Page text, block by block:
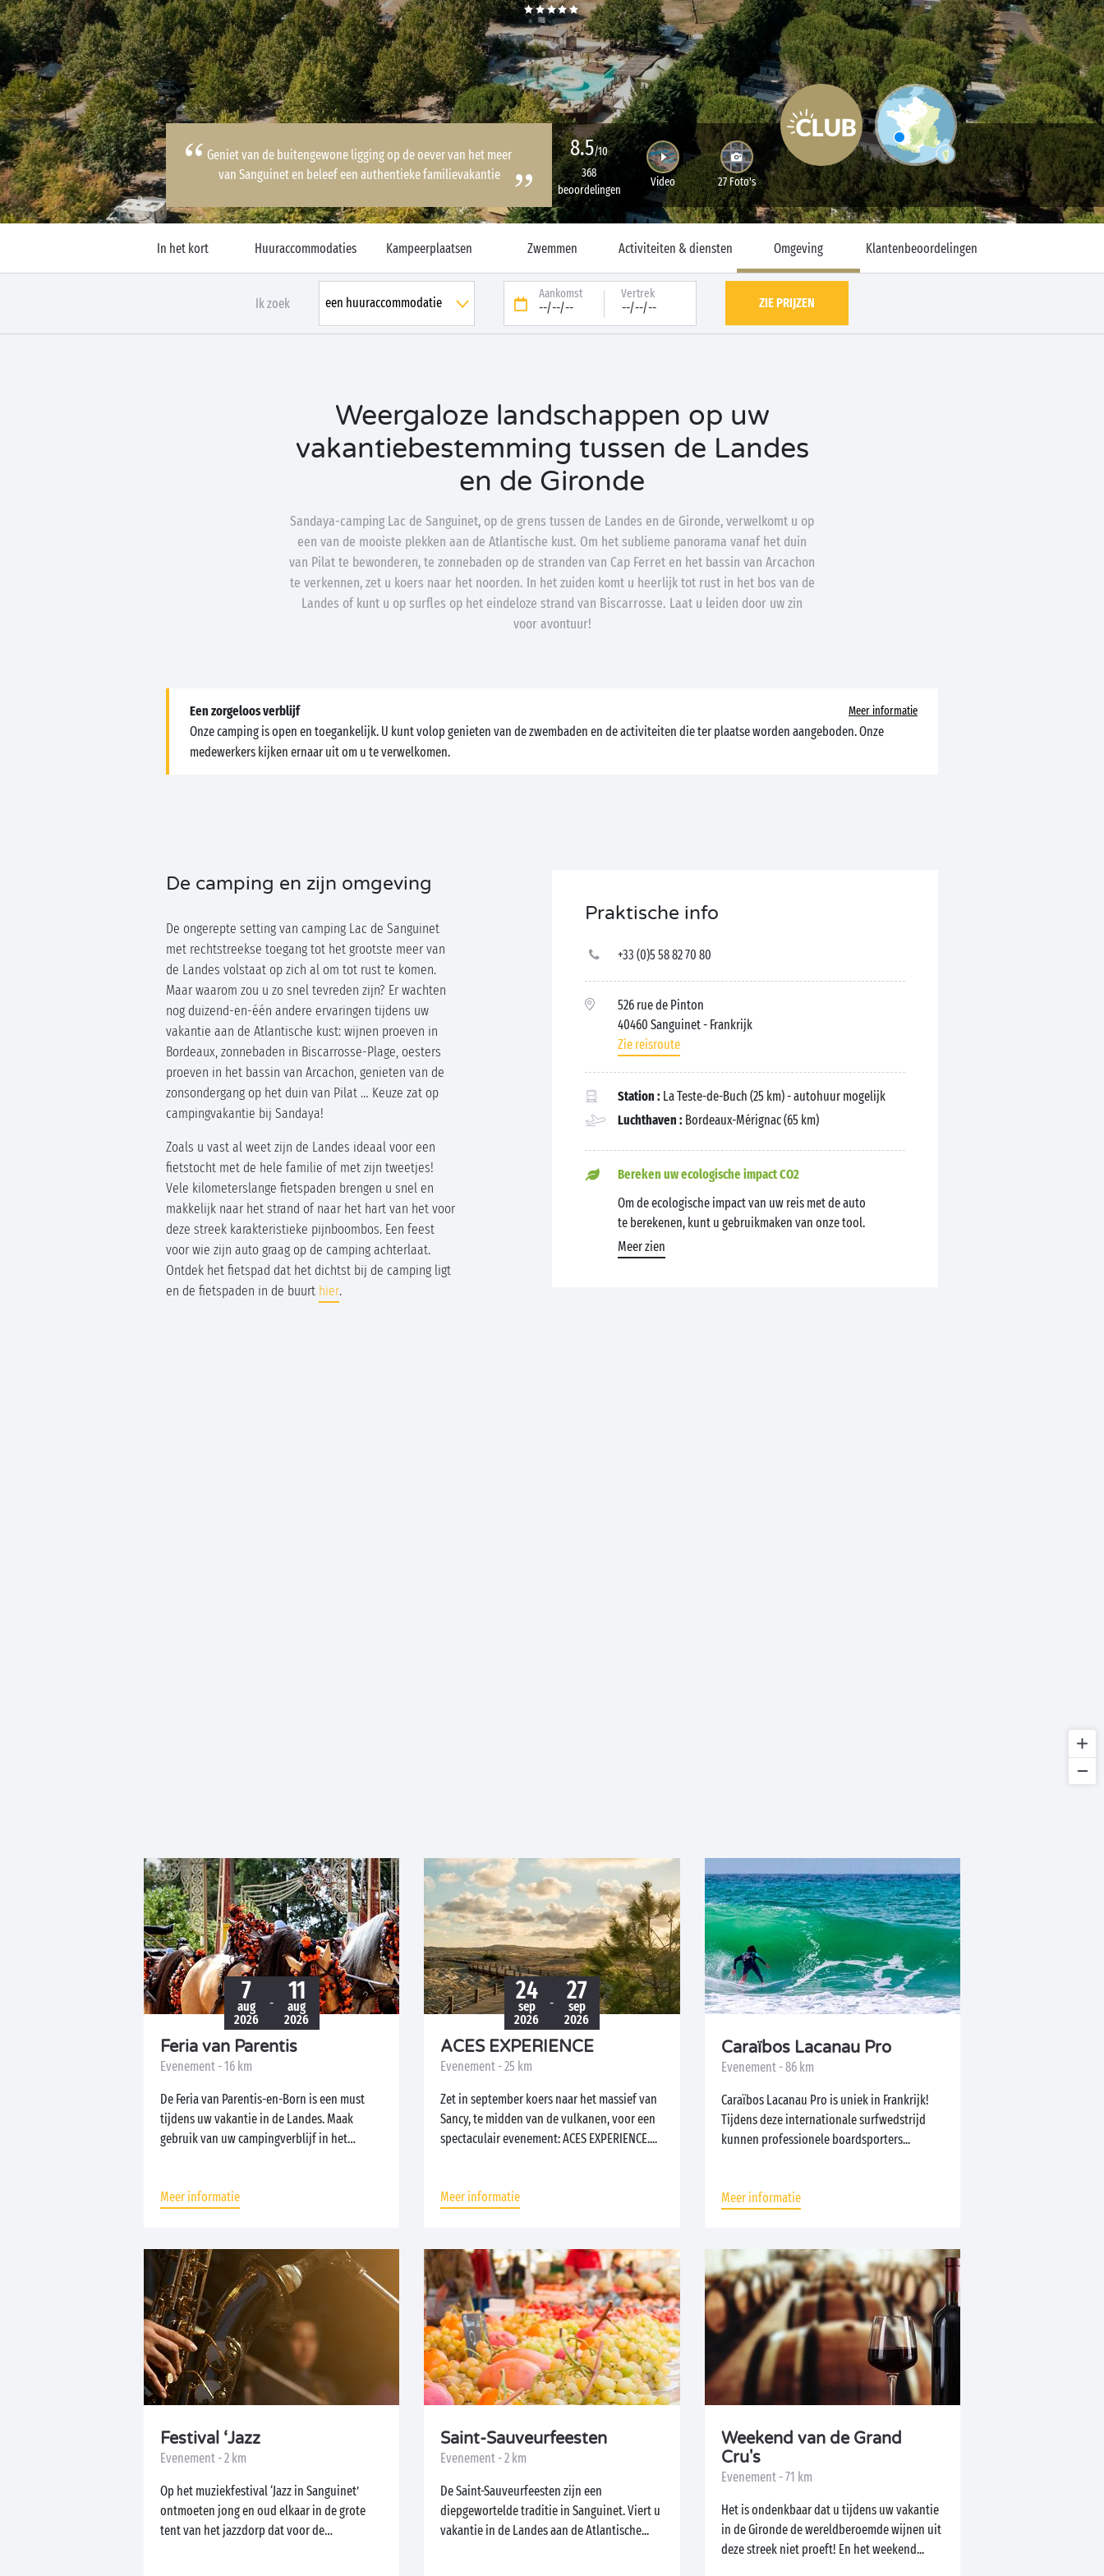
Geniet van de buitengewone ligging op de oever van het meer
van Sanguinet en beleef een authentieke familievakantie
8.5/10
368
beoordelingen
Video 27 Foto's
In het kort Huuraccommodaties Kampeerplaatsen Zwemmen Activiteiten & diensten Omgeving Klantenbeoordelingen
Ik zoek
Aankomst
--/--/--
Vertrek
--/--/-- ZIE PRIJZEN
Weergaloze landschappen op uw
vakantiebestemming tussen de Landes
en de Gironde
Sandaya-camping Lac de Sanguinet, op de grens tussen de Landes en de Gironde, verwelkomt u op
een van de mooiste plekken aan de Atlantische kust. Om het sublieme panorama vanaf het duin
van Pilat te bewonderen, te zonnebaden op de stranden van Cap Ferret en het bassin van Arcachon
te verkennen, zet u koers naar het noorden. In het zuiden komt u heerlijk tot rust in het bos van de
Landes of kunt u op surfles op het eindeloze strand van Biscarrosse. Laat u leiden door uw zin
voor avontuur!
Een zorgeloos verblijf Meer informatie
Onze camping is open en toegankelijk. U kunt volop genieten van de zwembaden en de activiteiten die ter plaatse worden aangeboden. Onze
medewerkers kijken ernaar uit om u te verwelkomen.
De camping en zijn omgeving
De ongerepte setting van camping Lac de Sanguinet
met rechtstreekse toegang tot het grootste meer van
de Landes volstaat op zich al om tot rust te komen.
Maar waarom zou u zo snel tevreden zijn? Er wachten
nog duizend-en-één andere ervaringen tijdens uw
vakantie aan de Atlantische kust: wijnen proeven in
Bordeaux, zonnebaden in Biscarrosse-Plage, oesters
proeven in het bassin van Arcachon, genieten van de
zonsondergang op het duin van Pilat … Keuze zat op
campingvakantie bij Sandaya!
Zoals u vast al weet zijn de Landes ideaal voor een
fietstocht met de hele familie of met zijn tweetjes!
Vele kilometerslange fietspaden brengen u snel en
makkelijk naar het strand of naar het hart van het voor
deze streek karakteristieke pijnboombos. Een feest
voor wie zijn auto graag op de camping achterlaat.
Ontdek het fietspad dat het dichtst bij de camping ligt
en de fietspaden in de buurt hier.
Praktische info
+33 (0)5 58 82 70 80
526 rue de Pinton
40460 Sanguinet- Frankrijk
Zie reisroute
Station : La Teste-de-Buch (25 km) - autohuur mogelijk
Luchthaven : Bordeaux-Mérignac (65 km)
Bereken uw ecologische impact CO2
Om de ecologische impact van uw reis met de auto
te berekenen, kunt u gebruikmaken van onze tool.
Meer zien
7
aug
2026
- 11
aug
2026
Feria van Parentis
Evenement - 16 km
De Feria van Parentis-en-Born is een must
tijdens uw vakantie in de Landes. Maak
gebruik van uw campingverblijf in het
Meer informatie
24
sep
2026
- 27
sep
2026
ACES EXPERIENCE
Evenement - 25 km
Zet in september koers naar het massief van
Sancy, te midden van de vulkanen, voor een
spectaculair evenement: ACES EXPERIENCE....
Meer informatie
Caraïbos Lacanau Pro
Evenement - 86 km
Caraïbos Lacanau Pro is uniek in Frankrijk!
Tijdens deze internationale surfwedstrijd
kunnen professionele boardsporters...
Meer informatie
Festival ‘Jazz
Evenement - 2 km
Op het muziekfestival ‘Jazz in Sanguinet’
ontmoeten jong en oud elkaar in de grote
tent van het jazzdorp dat voor de
Saint-Sauveurfeesten
Evenement - 2 km
De Saint-Sauveurfeesten zijn een
diepgewortelde traditie in Sanguinet. Viert u
vakantie in de Landes aan de Atlantische...
Weekend van de Grand
Cru's
Evenement - 71 km
Het is ondenkbaar dat u tijdens uw vakantie
in de Gironde de wereldberoemde wijnen uit
deze streek niet proeft! En het weekend...